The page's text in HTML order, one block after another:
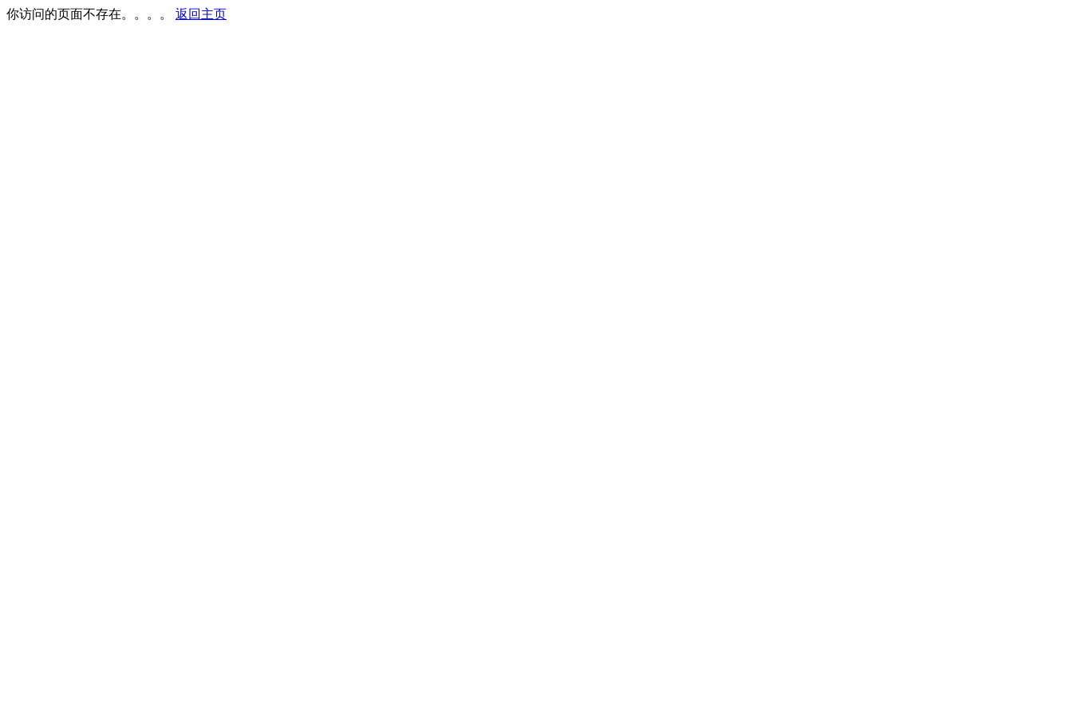
你访问的页面不存在。。。。 返回主页